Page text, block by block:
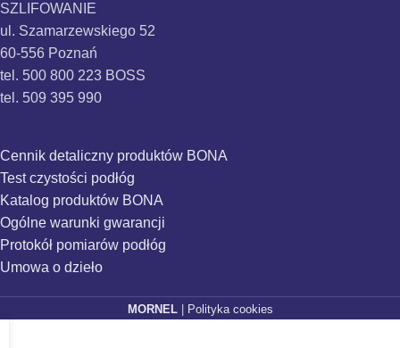
SZLIFOWANIE
ul. Szamarzewskiego 52
60-556 Poznań
tel. 500 800 223 BOSS
tel. 509 395 990
Cennik detaliczny produktów BONA
Test czystości podłóg
Katalog produktów BONA
Ogólne warunki gwarancji
Protokół pomiarów podłóg
Umowa o dzieło
MORNEL| Polityka cookies